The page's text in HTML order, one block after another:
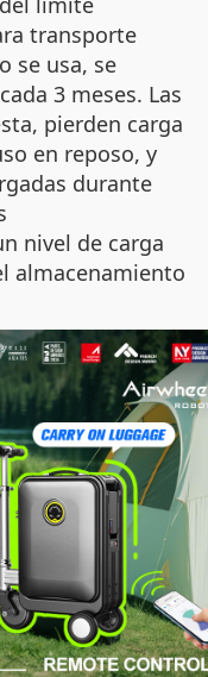
transporte
se usa, se
3 meses. Las
pierden carga
en reposo, y
durante
nivel de carga
almacenamiento